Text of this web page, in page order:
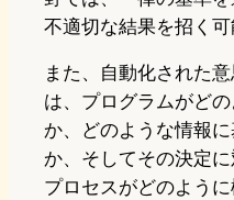
不適切な結果を招く可
また、自動化された
は、プログラムがど
か、どのような情報
か、そしてその決定に
プロセスがどのよう